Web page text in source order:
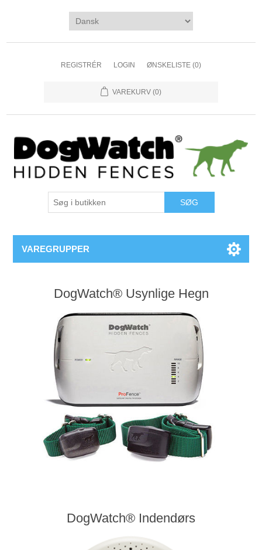
REGISTRÉR LOGIN ØNSKELISTE (0)
VAREKURV (0)
VAREGRUPPER
DogWatch® Usynlige Hegn
DogWatch® Indendørs